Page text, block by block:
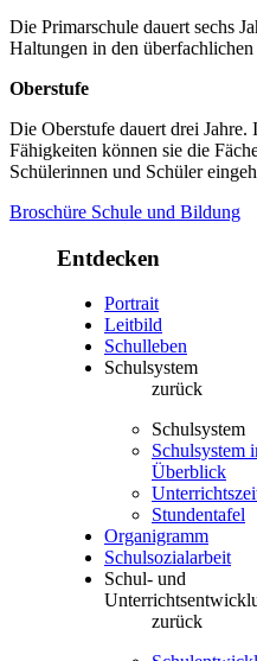
Die Primarschule dauert sechs
Haltungen in den
Oberstufe
Die Oberstufe dauert drei
Fähigkeiten können sie die
Schülerinnen und Schüler
Broschüre Schule und Bildung
Entdecken
Portrait
Leitbild
Schulleben
Schulsystem
zurück
Schulsystem
Schulsystem
Überblick
Stundentafel
Organigramm
Schulsozialarbeit
Schul- und
zurück